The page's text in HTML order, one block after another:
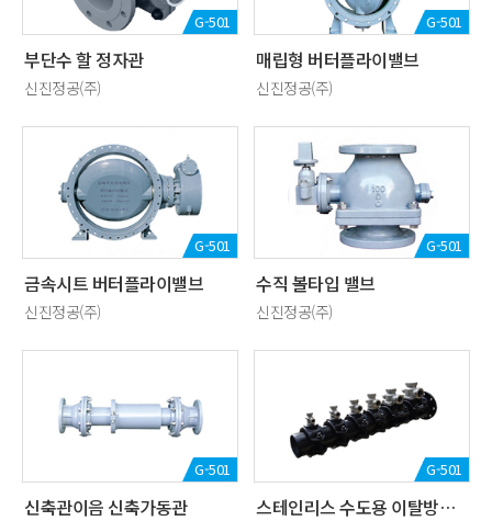
G-501
부단수 할 정자관
신진정공(주)
G-501
매립형 버터플라이밸브
신진정공(주)
G-501
금속시트 버터플라이밸브
신진정공(주)
G-501
수직 볼타입 밸브
신진정공(주)
G-501
신축관이음 신축가동관
G-501
스테인리스 수도용 이탈방지 새들분수전